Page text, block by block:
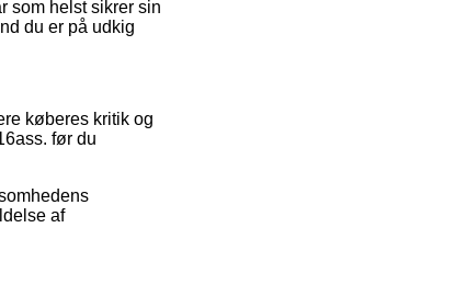
som helst sikrer sin
du er på udkig
køberes kritik og
før du
af